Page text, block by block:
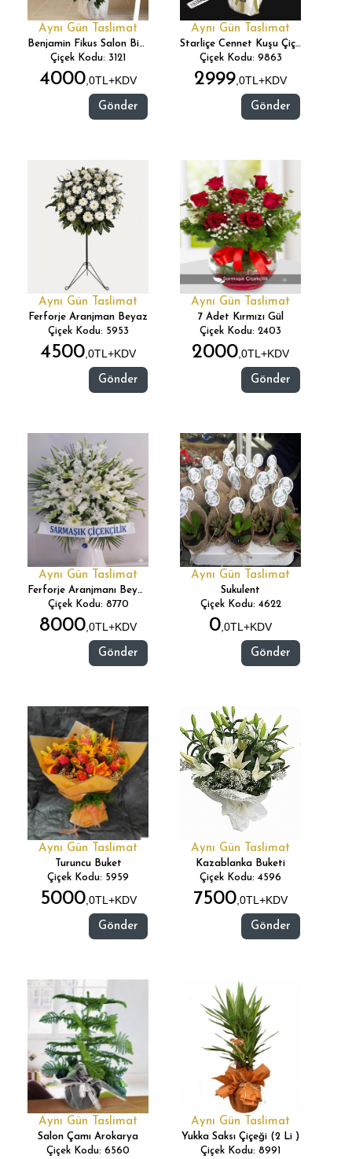
Aynı Gün Taslimat
Benjamin Fikus Salon Bitkisi
Çiçek Kodu: 3121
4000,0TL+KDV
Gönder
Aynı Gün Taslimat
Starliçe Cennet Kuşu Çiçeği
Çiçek Kodu: 9863
2999,0TL+KDV
Gönder
Aynı Gün Taslimat
Ferforje Aranjman Beyaz
Çiçek Kodu: 5953
4500,0TL+KDV
Gönder
Aynı Gün Taslimat
7 Adet Kırmızı Gül
Çiçek Kodu: 2403
2000,0TL+KDV
Gönder
Aynı Gün Taslimat
Ferforje Aranjmanı Beyaz
Çiçek Kodu: 8770
8000,0TL+KDV
Gönder
Aynı Gün Taslimat
Sukulent
Çiçek Kodu: 4622
0,0TL+KDV
Gönder
Aynı Gün Taslimat
Turuncu Buket
Çiçek Kodu: 5959
5000,0TL+KDV
Gönder
Aynı Gün Taslimat
Kazablanka Buketi
Çiçek Kodu: 4596
7500,0TL+KDV
Gönder
Aynı Gün Taslimat
Salon Çamı Arokarya
Çiçek Kodu: 6560
Aynı Gün Taslimat
Yukka Saksı Çiçeği (2 Li )
Çiçek Kodu: 8991